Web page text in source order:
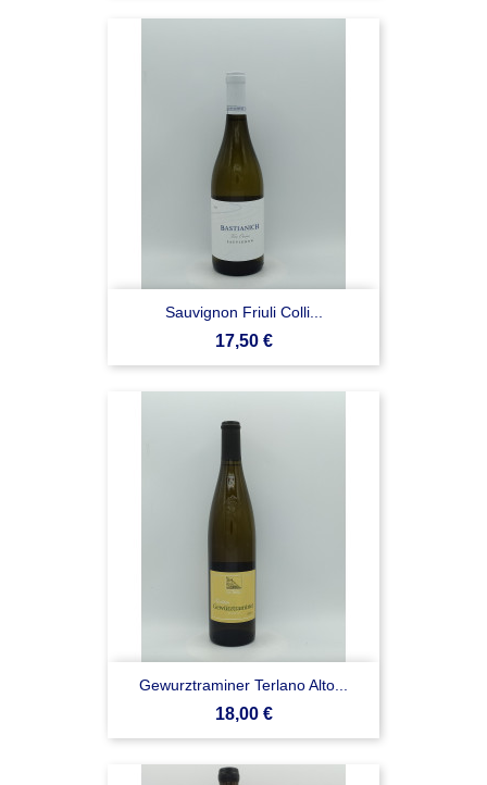
Sauvignon Friuli Colli...
Prezzo
17,50 €
Gewurztraminer Terlano Alto...
Prezzo
18,00 €